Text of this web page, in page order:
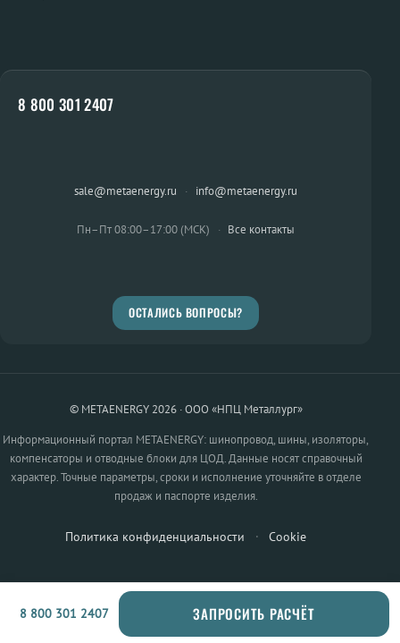
8 800 301 2407
sale@metaenergy.ru · info@metaenergy.ru
Пн–Пт 08:00–17:00 (МСК) · Все контакты
ОСТАЛИСЬ ВОПРОСЫ?
© METAENERGY 2026 · ООО «НПЦ Металлург»
Информационный портал METAENERGY: шинопровод, шины, изоляторы,
компенсаторы и отводные блоки для ЦОД. Данные носят справочный
характер. Точные параметры, сроки и исполнение уточняйте в отделе
продаж и паспорте изделия.
Политика конфиденциальности · Cookie
8 800 301 2407 ЗАПРОСИТЬ РАСЧЁТ